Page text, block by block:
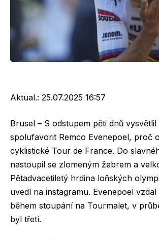
Aktual.: 25.07.2025 16:57
Brusel – S odstupem pěti dnů
spolufavorit Remco Evenepoel, proč
cyklistické Tour de France. Do
nastoupil se zlomeným žebrem a
Pětadvacetiletý hrdina loňských
uvedl na instagramu. Evenepoel
během stoupání na Tourmalet, v
byl třetí.